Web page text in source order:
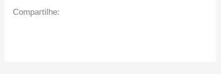
Compartilhe: